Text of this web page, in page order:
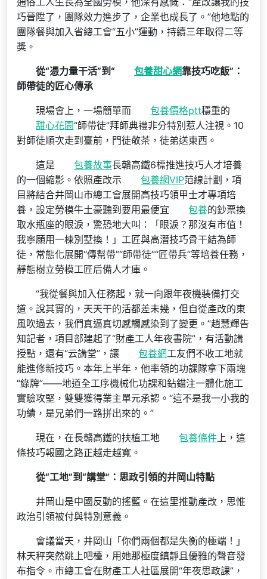
巧晉陞了，團隊效力進步了，企業也成長了。”他地點的
團隊餐與加入省總工會“五小”運動，持續三年取得二等
獎。
從“憑力量干活”到“ 包養甜心網靠技巧吃飯”：
師帶徒的匠心傳承
現場會上，一場簡單而 包養價格ptt穩重的
甜心花園“師帶徒”拜師典禮非分特別惹人注視。10
對師徒順次走到臺前，門徒敬茶，徒弟送東西。
這是 包養故事長贛高鐵6標推進技巧人才培養
的一個縮影。依照產改示
包養網VIP范線計劃，項
目將結合井岡山市總工會展開高技巧領甲士才專項培
養，設定勞模牛土豪聽到要用最便宜
包養的鈔票換
取水瓶座的眼淚，驚恐地大叫：「眼淚？那沒有市值！
我寧願用一棟別墅換！」工匠與高潛技巧骨干結為師
徒，常態化展開“傳幫帶”“師帶徒”“匠帶兵”等培養任務，
靜態樹立勞模工匠后備人才庫。
“我從餐與加入任務起，就一向跟年夜機裝備打交
道。說其實的，天天干的活都差未幾，但自從產改的東
風吹過去，我們真逼真切感觸感染到了變更。”趙慧輝告
知記者，項目部建起了“財產工人年夜書院”，有活動講
授點，還有“云講堂”，讓
包養網工友們不收工地就
能進修新技巧。本年上半年，他率領的功課隊拿下兩塊
“綠牌”——地道全工序機械化功課和鉆錨注一體化施工
實驗攻堅，雙雙獲得業主單元承認。“這不是我一小我的
功績，是兄弟們一路拼出來的。”
現在，在長贛高鐵的扶植工地 包養條件上，這
條技巧報國之路正越走越寬。
從“工地”到“講堂”：思政引領的井岡山特點
井岡山是中國反動的搖籃。在這里推動產改，思惟
政治引領被付與特別意義。
會議當天，井岡山「你們兩個都是失衡的極端！」
林天秤突然跳上吧檯，用她那極度鎮靜且優雅的聲音發
布指令。市總工會在財產工人社區展開“年夜思政課”，